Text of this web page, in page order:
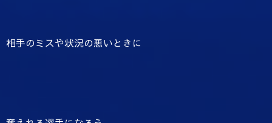
相手のミスや状況の悪いときに